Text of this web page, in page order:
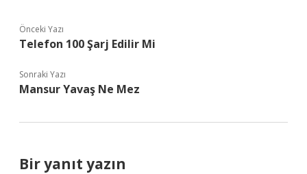
Önceki Yazı
Telefon 100 Şarj Edilir Mi
Sonraki Yazı
Mansur Yavaş Ne Mez
Bir yanıt yazın